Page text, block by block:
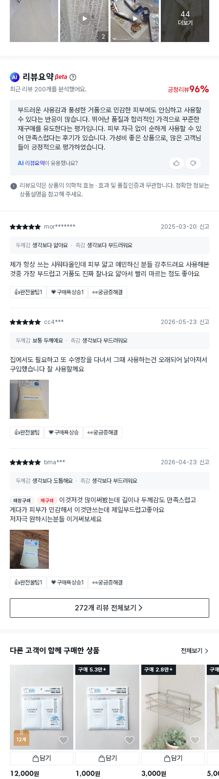
리뷰 이미지 등록 개수
2
고객 리뷰
44
더보기
ai 리뷰요약beta
최근 리뷰 200개를 분석했어요. 긍정리뷰96%
부드러운 사용감과 풍성한 거품으로 민감한 피부에도 안심하고 사용할
수 있다는 반응이 많습니다. 뛰어난 품질과 합리적인 가격으로 꾸준한
재구매를 유도한다는 평가입니다. 피부 자극 없이 순하게 사용할 수 있
어 만족스럽다는 후기가 있습니다. 가성비 좋은 상품으로, 많은 고객님
들이 긍정적으로 평가하였습니다.
AI 리뷰요약이 유용했나요?
리뷰요약은 상품의 의학적 효능 · 효과 및 품질인증과 무관합니다. 정확한 정보는
상품설명을 참고해 주세요.
별점 5점 mor******* 2025-03-20 신고
두께감 생각보다 얇아요 촉감 생각보다 부드러워요
제가 항상 쓰는 샤워타올인데 피부 얇고 예민하신 분들 강추드려요 사용해본
것중 가장 부드럽고 거품도 진짜 잘나요 얇아서 빨리 마르는 점도 좋아요
👍완전꿀팁1 💗구매욕상승1 👀궁금증해결
별점 5점 cc4*** 2026-05-23 신고
두께감 보통 두께예요 촉감 생각보다 부드러워요
집에서도 필요하고 또 수영장을 다녀서 그때 사용하는건 오래되어 낡아져서
구입했습니다 잘 사용할께요
👍완전꿀팁 💗구매욕상승 👀궁금증해결
별점 5점 bma*** 2026-04-23 신고
두께감 생각보다 도톰해요 촉감 생각보다 부드러워요
매장구매 재구매
이것저것 많이써봤는데 길이나 두께감도 만족스럽고
게다가 피부가 민감해서 이것만쓰는데 제일부드럽고좋아요
저자극 원하시는분들 이거써보세요
👍완전꿀팁1 💗구매욕상승1 👀궁금증해결
272개 리뷰 전체보기
다른 고객이 함께 구매한 상품 전체보기
12개
담기
12,000원
구매 5.3만+
담기
1,000원
구매 2.8만+
담기
3,000원
구